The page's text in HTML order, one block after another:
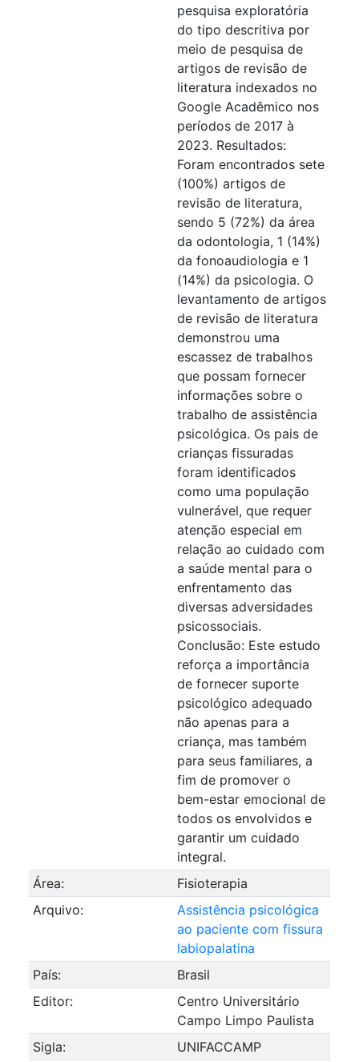
pesquisa exploratória
do tipo descritiva por
meio de pesquisa de
artigos de revisão de
literatura indexados no
Google Acadêmico nos
períodos de 2017 à
2023. Resultados:
Foram encontrados sete
(100%) artigos de
revisão de literatura,
sendo 5 (72%) da área
da odontologia, 1 (14%)
da fonoaudiologia e 1
(14%) da psicologia. O
levantamento de artigos
de revisão de literatura
demonstrou uma
escassez de trabalhos
que possam fornecer
informações sobre o
trabalho de assistência
psicológica. Os pais de
crianças fissuradas
foram identificados
como uma população
vulnerável, que requer
atenção especial em
relação ao cuidado com
a saúde mental para o
enfrentamento das
diversas adversidades
psicossociais.
Conclusão: Este estudo
reforça a importância
de fornecer suporte
psicológico adequado
não apenas para a
criança, mas também
para seus familiares, a
fim de promover o
bem-estar emocional de
todos os envolvidos e
garantir um cuidado
integral.
Área:
Fisioterapia
Arquivo:
Assistência psicológica
ao paciente com fissura
labiopalatina
País:
Brasil
Editor:
Centro Universitário
Campo Limpo Paulista
Sigla:
UNIFACCAMP